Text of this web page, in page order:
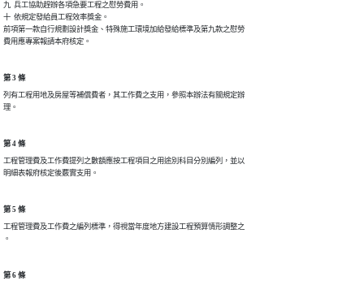
九  兵工協助趕辦各項急要工程之慰勞費用。
十  依規定發給員工程效率獎金。
前項第一款自行規劃設計獎金、特殊施工環境加給發給標準及第九款之慰勞
費用應專案報請本府核定。
第 3 條
列有工程用地及房屋等補償費者，其工作費之支用，參照本辦法有關規定辦
理。
第 4 條
工程管理費及工作費提列之數額應按工程項目之用途別科目分別編列，並以
明細表報府核定後覈實支用。
第 5 條
工程管理費及工作費之編列標準，得視當年度地方建設工程預算情形調整之
。
第 6 條